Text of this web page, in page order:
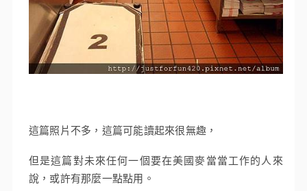
這篇照片不多，這篇可能讀起來很無趣，
但是這篇對未來任何一個要在美國麥當當工作的人來
說，或許有那麼一點點用。